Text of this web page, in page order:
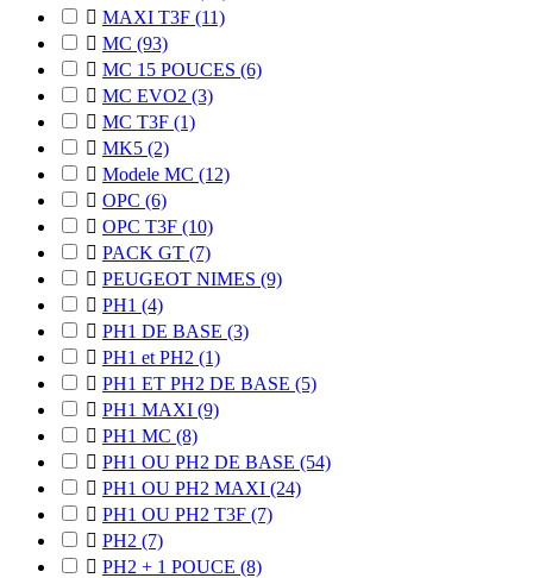
 MAXI T3F (11)
 MC (93)
 MC 15 POUCES (6)
 MC EVO2 (3)
 MC T3F (1)
 MK5 (2)
 Modele MC (12)
 OPC (6)
 OPC T3F (10)
 PACK GT (7)
 PEUGEOT NIMES (9)
 PH1 (4)
 PH1 DE BASE (3)
 PH1 et PH2 (1)
 PH1 ET PH2 DE BASE (5)
 PH1 MAXI (9)
 PH1 MC (8)
 PH1 OU PH2 DE BASE (54)
 PH1 OU PH2 MAXI (24)
 PH1 OU PH2 T3F (7)
 PH2 (7)
 PH2 + 1 POUCE (8)